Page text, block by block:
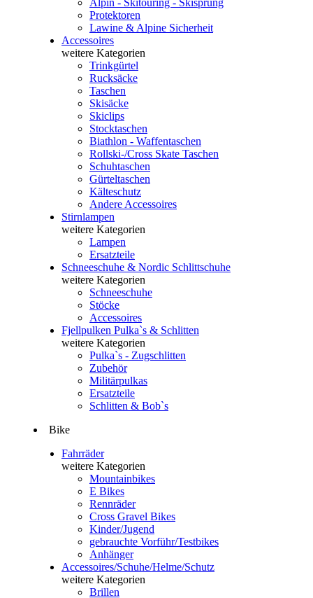
Alpin - Skitouring - Skisprung
Protektoren
Lawine & Alpine Sicherheit
Accessoires
weitere Kategorien
Trinkgürtel
Rucksäcke
Taschen
Skisäcke
Skiclips
Stocktaschen
Biathlon - Waffentaschen
Rollski-/Cross Skate Taschen
Schuhtaschen
Gürteltaschen
Kälteschutz
Andere Accessoires
Stirnlampen
weitere Kategorien
Lampen
Ersatzteile
Schneeschuhe & Nordic Schlittschuhe
weitere Kategorien
Schneeschuhe
Stöcke
Accessoires
Fjellpulken Pulka`s & Schlitten
weitere Kategorien
Pulka`s - Zugschlitten
Zubehör
Militärpulkas
Ersatzteile
Schlitten & Bob`s
Bike
Fahrräder
weitere Kategorien
Mountainbikes
E Bikes
Rennräder
Cross Gravel Bikes
Kinder/Jugend
gebrauchte Vorführ/Testbikes
Anhänger
Accessoires/Schuhe/Helme/Schutz
weitere Kategorien
Brillen